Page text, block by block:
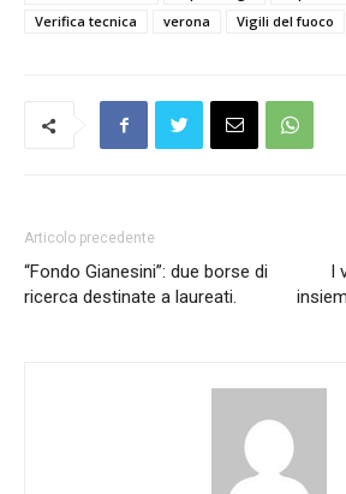
Verifica tecnica
verona Vigili del fuoco
Articolo precedente
“Fondo Gianesini”: due borse di
ricerca destinate a laureati.
I